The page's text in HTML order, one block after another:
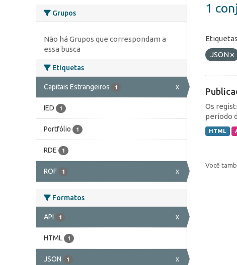
Grupos
Não há Grupos que correspondam a
essa busca
Etiquetas
Capitais Estrangeiros 1 x
IED 1
Portfólio 1
RDE 1
ROF 1 x
Formatos
API 1 x
HTML 1
JSON 1 x
1
JSON
Os
período
HTML
Você